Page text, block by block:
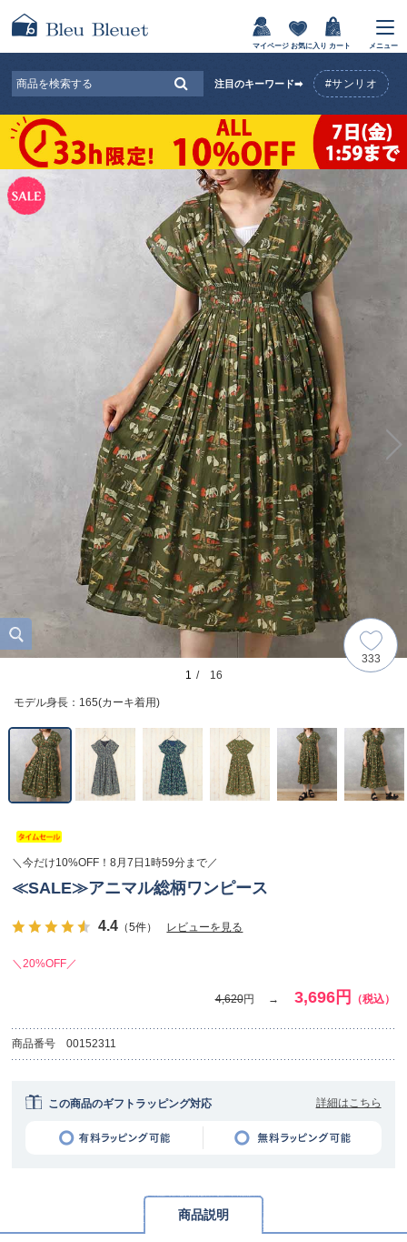
マイページ お気に入り カート メニュー
注目のキーワード➡ #サンリオ
モデル身長：165(カーキ着用)
1 / 16
333
＼今だけ10%OFF！8月7日1時59分まで／
≪SALE≫アニマル総柄ワンピース
4.4 （5件） レビューを見る
＼20%OFF／
4,620円 3,696円 （税込）
商品番号 00152311
この商品のギフトラッピング対応 詳細はこちら
商品説明